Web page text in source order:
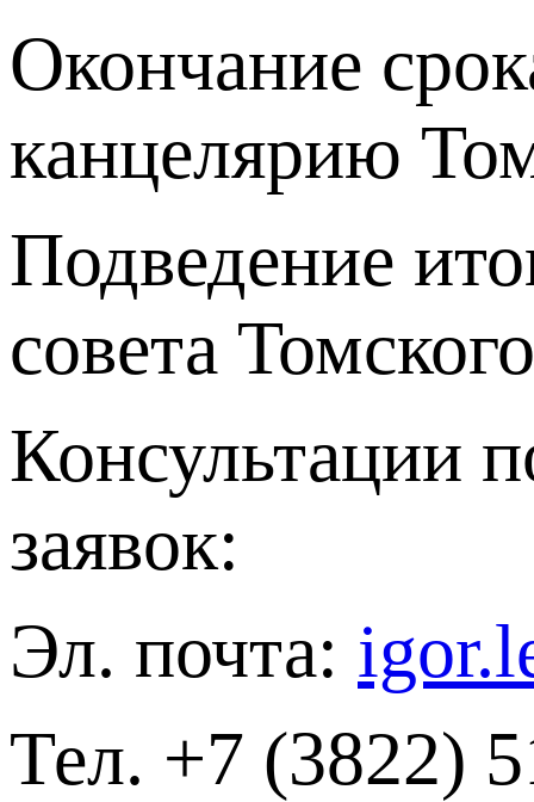
Окончание
канцелярию
Подведение
совета
Консультации
заявок:
Эл. почта:
Тел. +7 (3822)